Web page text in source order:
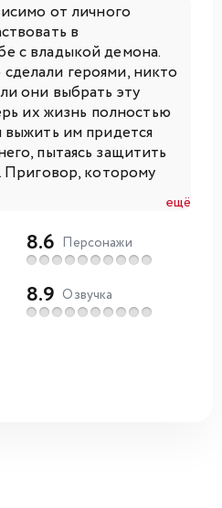
от личного
в
с владыкой демона.
героями, никто
они выбрать эту
их жизнь полностью
выжить им придется
пытаясь защитить
Приговор, которому
ещё
8.6 Персонажи
8.9 Озвучка